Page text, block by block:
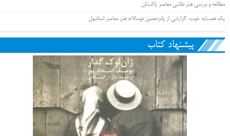
مطالعه و بررسی هنر نقاشی معاصر پاکستان
یک همسایه خوب، گزارشی از پانزدهمین دوسالانه هنر معاصر استانبول
پیشنهاد کتاب